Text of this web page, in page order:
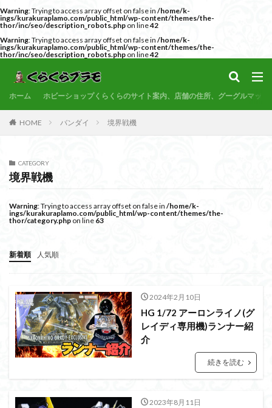
Warning: Trying to access array offset on false in /home/k-
ings/kurakuraplamo.com/public_html/wp-content/themes/the-
thor/inc/seo/description_robots.php on line42
Warning: Trying to access array offset on false in /home/k-
ings/kurakuraplamo.com/public_html/wp-content/themes/the-
thor/inc/seo/description_robots.php on line42
ホーム ホビーショップくらくらのサイト案内、店舗の住所、グーグルマップ
HOME バンダイ 境界戦機
CATEGORY
境界戦機
Warning: Trying to access array offset on false in /home/k-
ings/kurakuraplamo.com/public_html/wp-content/themes/the-
thor/category.php on line 63
新着順 人気順
2024年2月10日
HG 1/72 アーロンライノ(グ
レイディ専用機)ランナー紹
介
続きを読む
2023年8月11日
サンプル 素組代行 コトブキヤ バンダイ
カテゴリー
タグ
30MF 30MM 30MP 30MS
86
Amplified Amplified IMGN
EXスタンダード
Figure-rise Standard
Figure-riseLABO
FULL MECHANICS
HG
HGCE HGUC
Netflix
PUIPUI
Re incarnation Reincarnation
RG
SD
SDCS SDEX SDW
SDWヒーローズ
SDガンダム
SDクロスシルエット
SDワールドヒーローズ
SEED
SEEDFREEDOM
show up
Supreme
ULTIMAGEAR
YOASOBI
くらくらプラモアイギス
くらくらプラモコンペ